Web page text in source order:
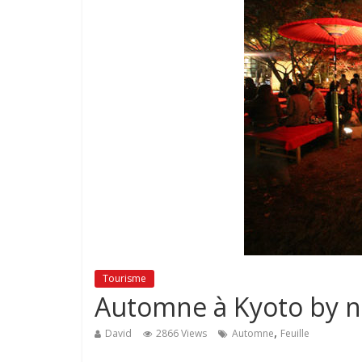
Tourisme
Automne à Kyoto by
David 2866 Views Automne, Feuille